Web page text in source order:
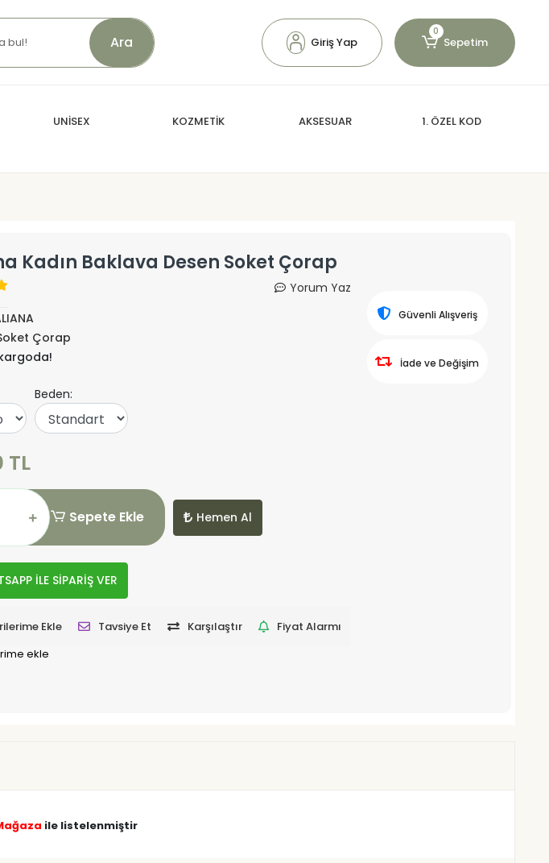
Ara Giriş Yap
0
Sepetim
UNİSEX KOZMETİK AKSESUAR 1. ÖZEL KOD
Kadın Baklava Desen Soket Çorap
Yorum Yaz
Çorap
Beden:
TL
Sepete Ekle Hemen Al
İLE SİPARİŞ VER
Ekle Tavsiye Et Karşılaştır
Fiyat Alarmı
ekle
Güvenli Alışveriş
İade ve Değişim
ile listelenmiştir